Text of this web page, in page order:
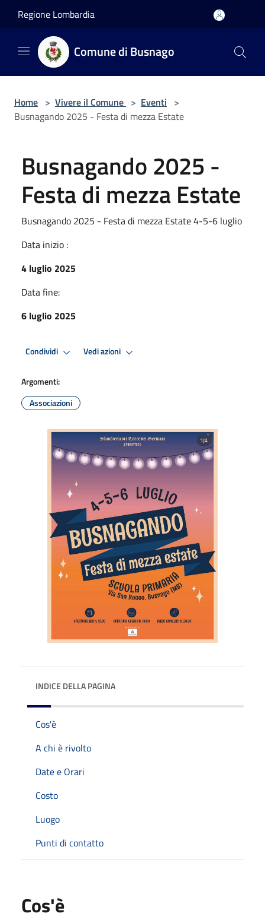
Regione Lombardia
Comune di Busnago
Home > Vivere il Comune > Eventi >
Busnagando 2025 - Festa di mezza Estate
Busnagando 2025 -
Festa di mezza Estate
Busnagando 2025 - Festa di mezza Estate 4-5-6 luglio
Data inizio :
4 luglio 2025
Data fine:
6 luglio 2025
Condividi Vedi azioni
Argomenti:
Associazioni
INDICE DELLA PAGINA
Cos'è
A chi è rivolto
Date e Orari
Costo
Luogo
Punti di contatto
Cos'è